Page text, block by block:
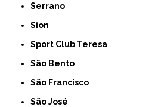
Serrano
Sion
Sport Club Teresa
São Bento
São Francisco
São José